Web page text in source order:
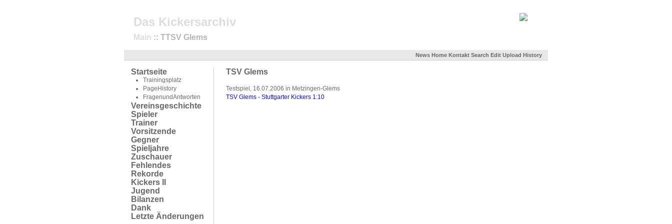
Das Kickersarchiv
Main :: TTSV Glems
News Home Kontakt Search Edit Upload History
Startseite
Trainingsplatz
PageHistory
FragenundAntworten
Vereinsgeschichte
Spieler
Trainer
Vorsitzende
Gegner
Spieljahre
Zuschauer
Fehlendes
Rekorde
Kickers II
Jugend
Bilanzen
Dank
Letzte Änderungen
TSV Glems
Testspiel, 16.07.2006 in Metzingen-Glems
TSV Glems - Stuttgarter Kickers 1:10